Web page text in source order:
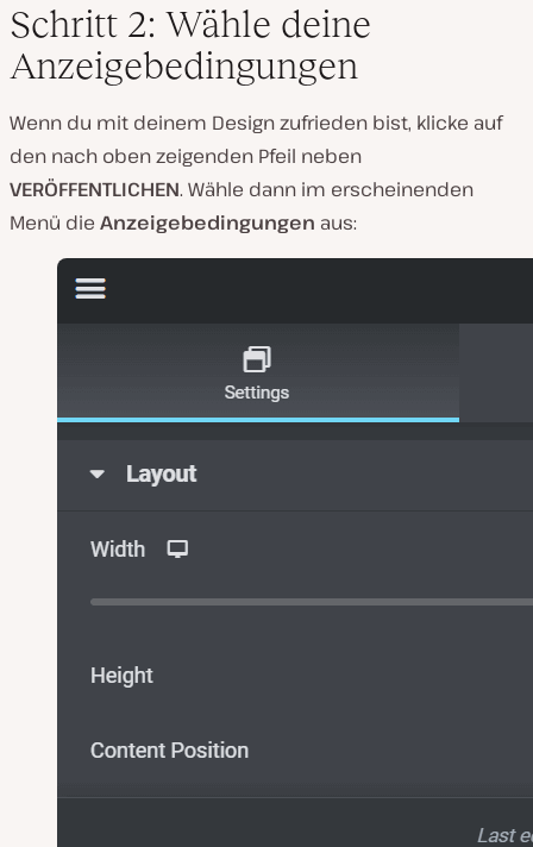
Schritt 2: Wähle deine
Anzeigebedingungen
Wenn du mit deinem Design zufrieden bist, klicke auf
den nach oben zeigenden Pfeil neben
VERÖFFENTLICHEN. Wähle dann im erscheinenden
Menü die Anzeigebedingungen aus: